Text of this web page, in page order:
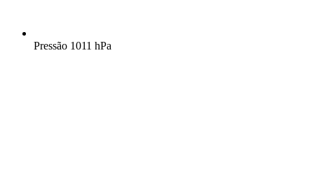
Pressão 1011 hPa